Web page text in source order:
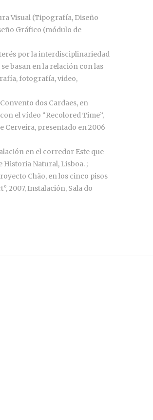
Visual (Tipografía, Diseño
Gráfico (módulo de
por la interdisciplinariedad
basan en la relación con las
fotografía, video,
dos Cardaes, en
el vídeo “Recolored Time”,
Cerveira, presentado en 2006
en el corredor Este que
Natural, Lisboa. ;
Chão, en los cinco pisos
2007, Instalación, Sala do